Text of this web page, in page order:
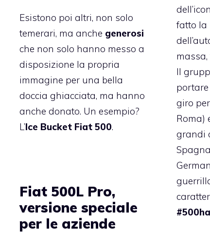
Esistono poi altri, non solo
temerari, ma anche generosi
che non solo hanno messo a
disposizione la propria
immagine per una bella
doccia ghiacciata, ma hanno
anche donato. Un esempio?
L’Ice Bucket Fiat 500.
fatto la
Il
giro
Roma)
grandi
Fiat 500L Pro,
versione speciale
per le aziende